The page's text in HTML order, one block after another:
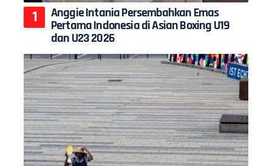
Anggie Intania Persembahkan Emas
Pertama Indonesia di Asian Boxing U19
dan U23 2026